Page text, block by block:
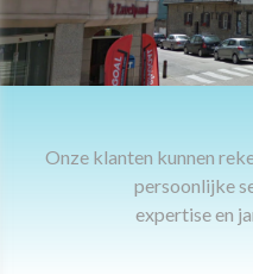
Onze klanten kunnen
persoonlijke
​​​​expertise en